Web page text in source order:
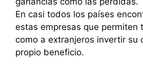
En casi todos los países
estas empresas que permiten
como a extranjeros invertir su
propio beneficio.